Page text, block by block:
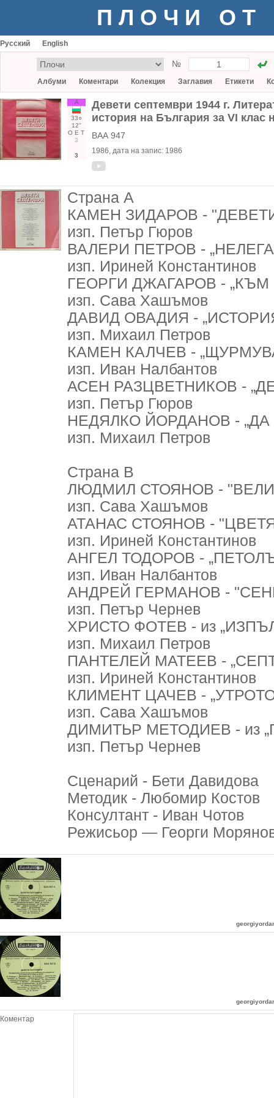
ПЛОЧИ ОТ
Русский English
№
Албуми Коментари Колекция Заглавия Етикети
А
33○
12"
О Е Т
3
3
Девети септември 1944 г.
история на България за VI клас
ВАА 947
1986, дата на запис: 1986
Страна А
КАМЕН ЗИДАРОВ -
изп. Петър Гюров
ВАЛЕРИ ПЕТРОВ -
изп. Ириней Константинов
ГЕОРГИ ДЖАГАРОВ - „КЪМ
изп. Сава Хашъмов
ДАВИД ОВАДИЯ -
изп. Михаил Петров
КАМЕН КАЛЧЕВ -
изп. Иван Налбантов
АСЕН РАЗЦВЕТНИКОВ -
изп. Петър Гюров
НЕДЯЛКО ЙОРДАНОВ -
изп. Михаил Петров
Страна В
ЛЮДМИЛ СТОЯНОВ -
изп. Сава Хашъмов
АТАНАС СТОЯНОВ -
изп. Ириней Константинов
АНГЕЛ ТОДОРОВ -
изп. Иван Налбантов
АНДРЕЙ ГЕРМАНОВ -
изп. Петър Чернев
ХРИСТО ФОТЕВ - из
изп. Михаил Петров
ПАНТЕЛЕЙ МАТЕЕВ -
изп. Ириней Константинов
КЛИМЕНТ ЦАЧЕВ -
изп. Сава Хашъмов
ДИМИТЬР МЕТОДИЕВ - из
изп. Петър Чернев
Сценарий - Бети Давидова
Методик - Любомир Костов
Консултант - Иван Чотов
Режисьор — Георги
Коментар